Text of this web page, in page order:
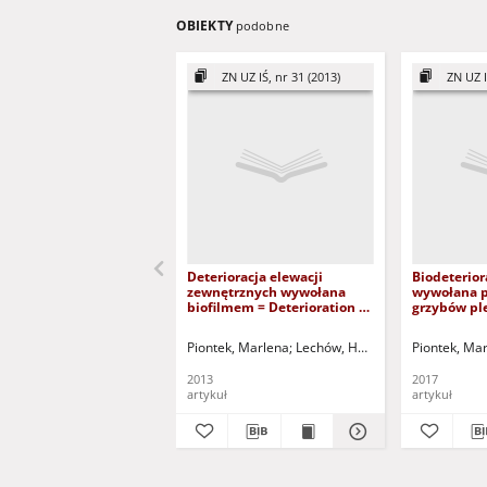
OBIEKTY podobne
ZN UZ IŚ, nr 31 (2013)
Deterioracja elewacji
zewnętrznych wywołana
biofilmem = Deterioration of
Piontek, Marlena Lechów, Hanna Greinert,
2013
artykuł
ZN UZ
wywołana
grzybów
Piontek,
2017
artykuł